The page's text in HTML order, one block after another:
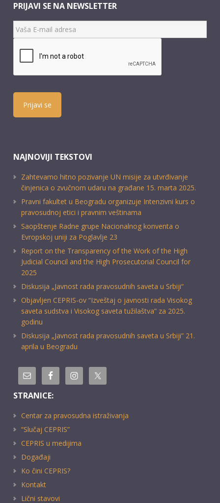
PRIJAVI SE NA NEWSLETTER
Prijavi se
NAJNOVIJI TEKSTOVI
Zahtevamo hitno pozivanje UN misije za utvrđivanje
činjenica o zvučnom udaru na građane 15. marta 2025.
Pravni fakultet u Beogradu organizuje Intenzivni kurs o
pravosudnoj etici i pravnim veštinama
Saopštenje Radne grupe Nacionalnog konventa o
Evropskoj uniji za Poglavlje 23
Report on the Transparency of the Work of the High
Judicial Council and the High Prosecutorial Council for
2025
Diskusija „Javnost rada pravosudnih saveta u Srbiji“
Objavljen CEPRIS-ov “Izveštaj o javnosti rada Visokog
saveta sudstva i Visokog saveta tužilaštva” za 2025.
godinu
Diskusija „Javnost rada pravosudnih saveta u Srbiji” 21.
aprila u Beogradu
STRANICE:
Centar za pravosudna istraživanja
“Slučaj CEPRIS”
CEPRIS u medijima
Događaji
Ko čini CEPRIS?
Kontakt
Lični stavovi